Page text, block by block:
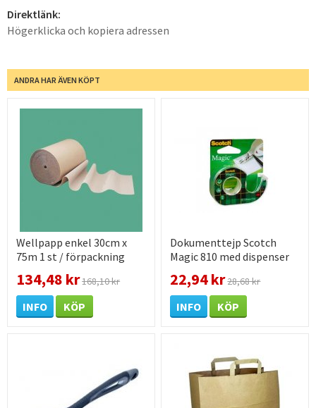
Direktlänk:
Högerklicka och kopiera adressen
ANDRA HAR ÄVEN KÖPT
Wellpapp enkel 30cm x
75m 1 st / förpackning
134,48 kr168,10 kr
INFO KÖP
Dokumenttejp Scotch
Magic 810 med dispenser
förpackning
22,94 kr28,68 kr
INFO KÖP